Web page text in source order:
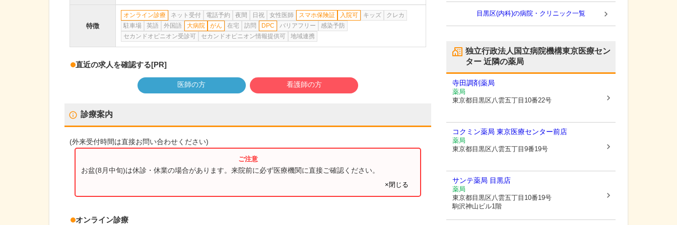
特徴
オンライン診療 ネット受付 電話予約 夜間 日祝 女性医師 スマホ保険証 入院可 キッズ
クレカ
駐車場
英語 外国語 大病院 がん 在宅 訪問 DPC バリアフリー
感染予防
セカンドオピニオン受診可
セカンドオピニオン情報提供可 地域連携
直近の求人を確認する[PR]
医師の方 看護師の方
診療案内
(外来受付時間は直接お問い合わせください)
お盆(8月中旬)は休診・休業の場合があります。来院前に必ず医療機関に直接ご確認ください。
×閉じる
オンライン診療
目黒区(内科)の病院・クリニック一覧
独立行政法人国立病院機構東京医療セン
ター 近隣の薬局
寺田調剤薬局
薬局
東京都目黒区八雲五丁目10番22号
コクミン薬局 東京医療センター前店
薬局
東京都目黒区八雲五丁目9番19号
サンテ薬局 目黒店
薬局
東京都目黒区八雲五丁目10番19号
駒沢神山ビル1階